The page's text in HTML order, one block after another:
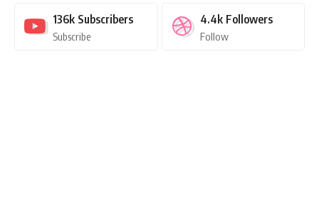
136k Subscribers
Subscribe
4.4k Followers
Follow